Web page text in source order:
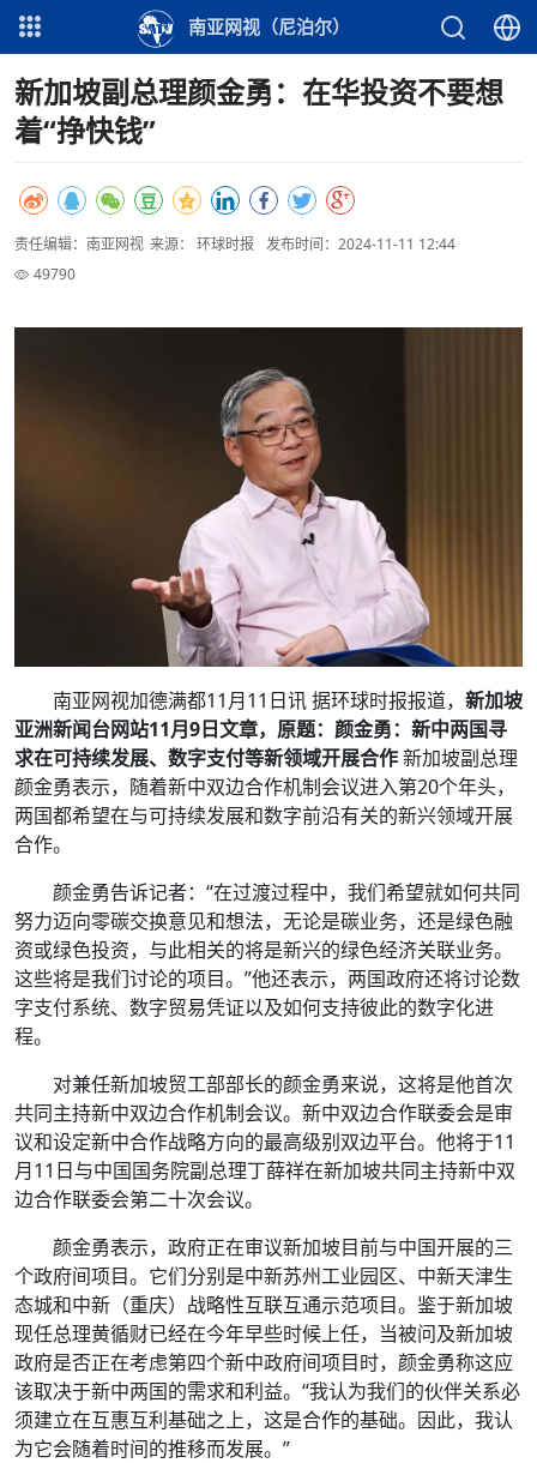
南亚网视（尼泊尔）
新加坡副总理颜金勇：在华投资不要想
着“挣快钱”
责任编辑：南亚网视 来源： 环球时报
发布时间：2024-11-11 12:44
49790
南亚网视加德满都11月11日讯 据环球时报报道， 新加坡
亚洲新闻台网站11月9日文章，原题：颜金勇：新中两国寻
求在可持续发展、数字支付等新领域开展合作新加坡副总理
颜金勇表示，随着新中双边合作机制会议进入第20个年头，
两国都希望在与可持续发展和数字前沿有关的新兴领域开展
合作。
颜金勇告诉记者：“在过渡过程中，我们希望就如何共同
努力迈向零碳交换意见和想法，无论是碳业务，还是绿色融
资或绿色投资，与此相关的将是新兴的绿色经济关联业务。
这些将是我们讨论的项目。”他还表示，两国政府还将讨论数
字支付系统、数字贸易凭证以及如何支持彼此的数字化进
程。
对兼任新加坡贸工部部长的颜金勇来说，这将是他首次
共同主持新中双边合作机制会议。新中双边合作联委会是审
议和设定新中合作战略方向的最高级别双边平台。他将于11
月11日与中国国务院副总理丁薛祥在新加坡共同主持新中双
边合作联委会第二十次会议。
颜金勇表示，政府正在审议新加坡目前与中国开展的三
个政府间项目。它们分别是中新苏州工业园区、中新天津生
态城和中新（重庆）战略性互联互通示范项目。鉴于新加坡
现任总理黄循财已经在今年早些时候上任，当被问及新加坡
政府是否正在考虑第四个新中政府间项目时，颜金勇称这应
该取决于新中两国的需求和利益。“我认为我们的伙伴关系必
须建立在互惠互利基础之上，这是合作的基础。因此，我认
为它会随着时间的推移而发展。”